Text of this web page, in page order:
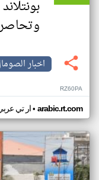
اخبار
RZ60PA
ار تي• arabic.rt.com